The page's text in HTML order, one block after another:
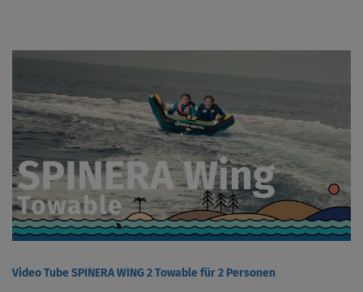
Video Tube SPINERA WING 2 Towable für 2 Personen